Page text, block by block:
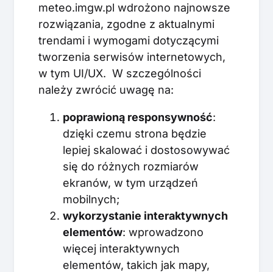
meteo.imgw.pl wdrożono najnowsze
rozwiązania, zgodne z aktualnymi
trendami i wymogami dotyczącymi
tworzenia serwisów internetowych,
w tym UI/UX. W szczególności
należy zwrócić uwagę na:
poprawioną responsywność:
dzięki czemu strona będzie
lepiej skalować i dostosowywać
się do różnych rozmiarów
ekranów, w tym urządzeń
mobilnych;
wykorzystanie interaktywnych
elementów: wprowadzono
więcej interaktywnych
elementów, takich jak mapy,